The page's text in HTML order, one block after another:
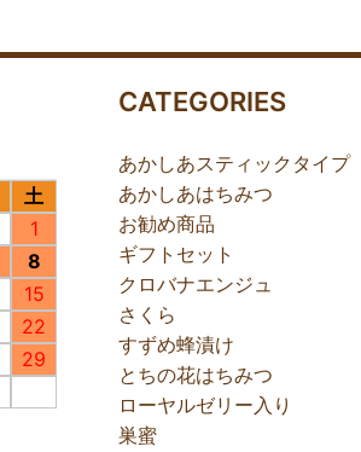
土
1
8
15
22
29
CATEGORIES
あかしあスティックタイプ
あかしあはちみつ
お勧め商品
ギフトセット
クロバナエンジュ
さくら
すずめ蜂漬け
とちの花はちみつ
ローヤルゼリー入り
巣蜜